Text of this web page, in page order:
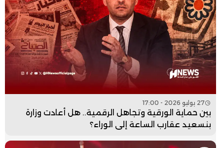
27 يوليو 2026 - 17:00
بين حماية الورقية وتجاهل الرقمية.. هل أعادت وزارة
بنسعيد عقارب الساعة إلى الوراء؟